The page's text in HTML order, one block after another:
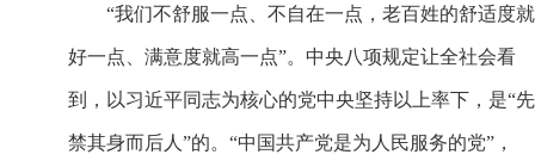
“我们不舒服一点、不自在一点，老百姓的舒适度就
好一点、满意度就高一点”。中央八项规定让全社会看
到，以习近平同志为核心的党中央坚持以上率下，是“先
禁其身而后人”的。“中国共产党是为人民服务的党”，